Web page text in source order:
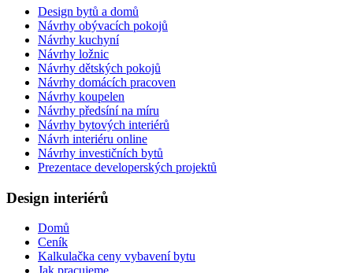
Design bytů a domů
Návrhy obývacích pokojů
Návrhy kuchyní
Návrhy ložnic
Návrhy dětských pokojů
Návrhy domácích pracoven
Návrhy koupelen
Návrhy předsíní na míru
Návrhy bytových interiérů
Návrh interiéru online
Návrhy investičních bytů
Prezentace developerských projektů
Design interiérů
Domů
Ceník
Kalkulačka ceny vybavení bytu